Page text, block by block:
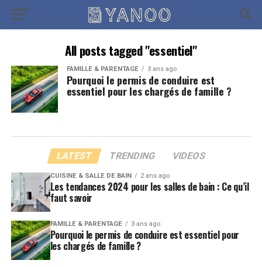
All posts tagged "essentiel"
FAMILLE & PARENTAGE 3 ans ago
Pourquoi le permis de conduire est
essentiel pour les chargés de famille ?
LATEST TRENDING VIDEOS
CUISINE & SALLE DE BAIN 2 ans ago
Les tendances 2024 pour les salles de bain : Ce qu’il
faut savoir
FAMILLE & PARENTAGE 3 ans ago
Pourquoi le permis de conduire est essentiel pour
les chargés de famille ?